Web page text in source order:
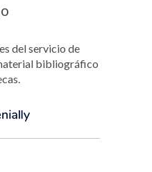
del servicio de
bibliográfico